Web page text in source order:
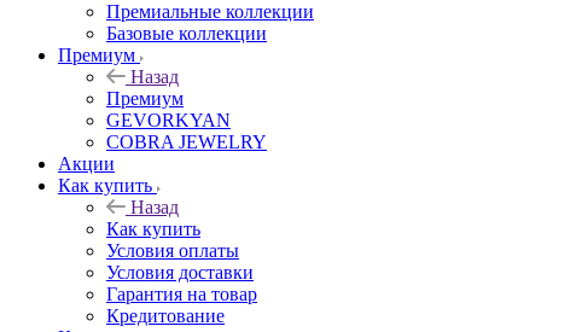
Премиальные коллекции
Базовые коллекции
Премиум
Назад
Премиум
GEVORKYAN
COBRA JEWELRY
Акции
Как купить
Назад
Как купить
Условия оплаты
Условия доставки
Гарантия на товар
Кредитование